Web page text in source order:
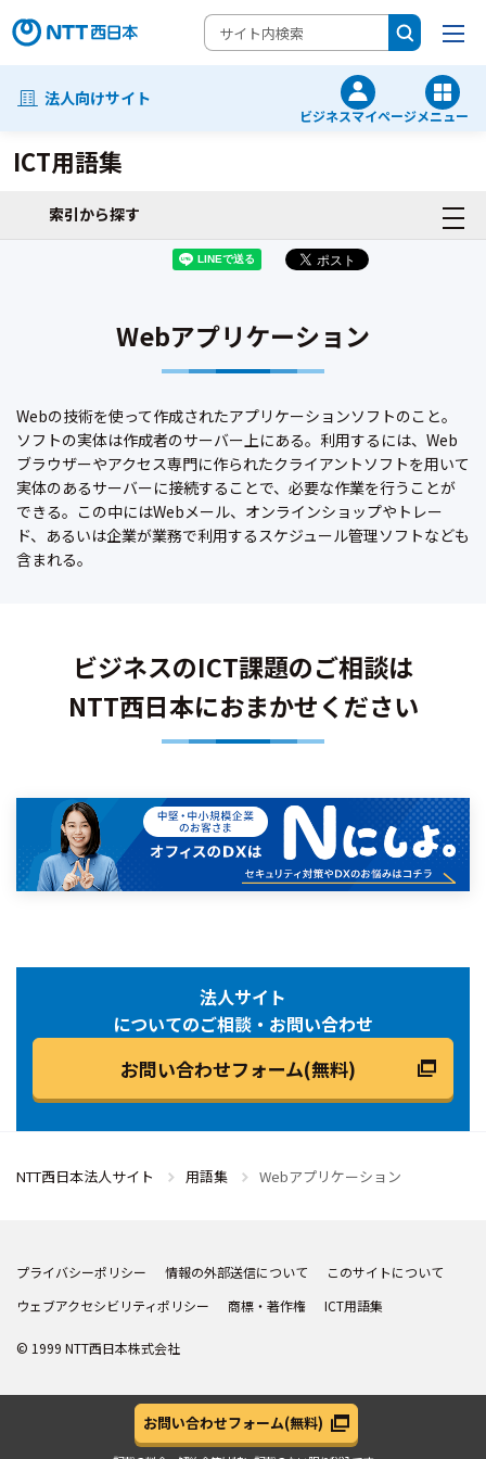
法人向けサイト
ビジネスマイページメニュー
ICT用語集
索引から探す
Webアプリケーション
Webの技術を使って作成されたアプリケーションソフトのこと。
ソフトの実体は作成者のサーバー上にある。利用するには、Web
ブラウザーやアクセス専門に作られたクライアントソフトを用いて
実体のあるサーバーに接続することで、必要な作業を行うことが
できる。この中にはWebメール、オンラインショップやトレー
ド、あるいは企業が業務で利用するスケジュール管理ソフトなども
含まれる。
ビジネスのICT課題のご相談は
NTT西日本におまかせください
法人サイト
についてのご相談・お問い合わせ
お問い合わせフォーム(無料)
NTT西日本法人サイト 用語集 Webアプリケーション
プライバシーポリシー 情報の外部送信について
このサイトについて
ウェブアクセシビリティポリシー
商標・著作権 ICT用語集
© 1999 NTT西日本株式会社
お問い合わせフォーム(無料)